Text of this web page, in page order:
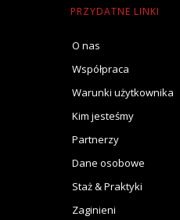
PRZYDATNE LINKI
O nas
Współpraca
Warunki użytkownika
Kim jesteśmy
Partnerzy
Dane osobowe
Staż & Praktyki
Zaginieni